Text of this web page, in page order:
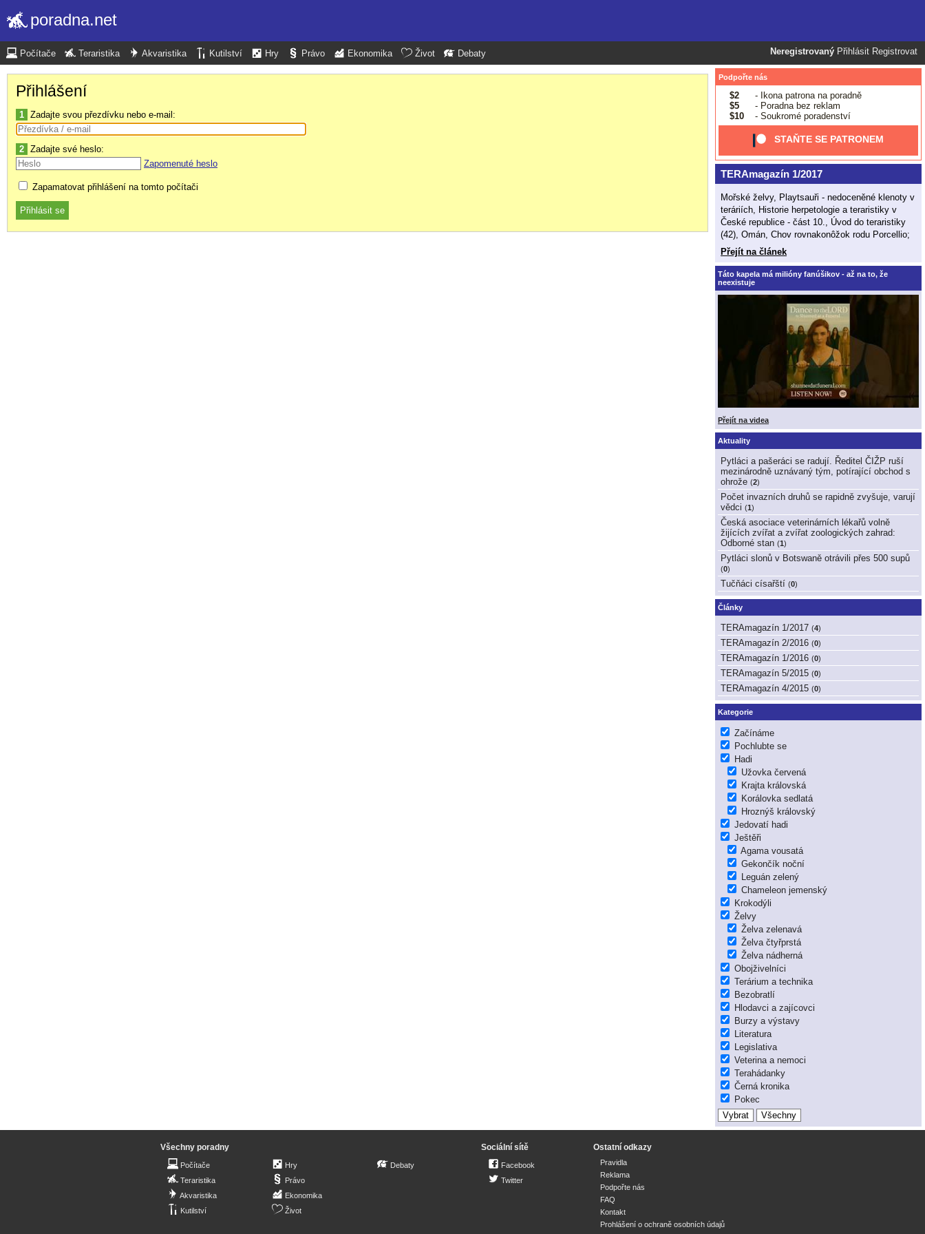
poradna.net
Neregistrovaný Přihlásit Registrovat
Počítače Teraristika Akvaristika Kutilství Hry Právo Ekonomika Život Debaty
Přihlášení
1 Zadajte svou přezdívku nebo e-mail:
2 Zadajte své heslo:
Zapomenuté heslo
Zapamatovat přihlášení na tomto počítači
Podpořte nás
$2
- Ikona patrona na poradně
$5
- Poradna bez reklam
$10
- Soukromé poradenství
STAŇTE SE PATRONEM
TERAmagazín 1/2017
Mořské želvy, Playtsauři - nedoceněné klenoty v
teráriích, Historie herpetologie a teraristiky v
České republice - část 10., Úvod do teraristiky
(42), Omán, Chov rovnakonôžok rodu Porcellio;
Přejít na článek
Táto kapela má milióny fanúšikov - až na to, že
neexistuje
Přejít na videa
Aktuality
Pytláci a pašeráci se radují. Ředitel ČIŽP ruší
mezinárodně uznávaný tým, potírající obchod s
ohrože (2)
Počet invazních druhů se rapidně zvyšuje, varují
vědci (1)
Česká asociace veterinárních lékařů volně
žijících zvířat a zvířat zoologických zahrad:
Odborné stan (1)
Pytláci slonů v Botswaně otrávili přes 500 supů
(0)
Tučňáci císařští (0)
Články
TERAmagazín 1/2017 (4)
TERAmagazín 2/2016 (0)
TERAmagazín 1/2016 (0)
TERAmagazín 5/2015 (0)
TERAmagazín 4/2015 (0)
Kategorie
Začínáme
Pochlubte se
Hadi
Užovka červená
Krajta královská
Korálovka sedlatá
Hroznýš královský
Jedovatí hadi
Ještěři
Agama vousatá
Gekončík noční
Leguán zelený
Chameleon jemenský
Krokodýli
Želvy
Želva zelenavá
Želva čtyřprstá
Želva nádherná
Obojživelníci
Terárium a technika
Bezobratlí
Hlodavci a zajícovci
Burzy a výstavy
Literatura
Legislativa
Veterina a nemoci
Terahádanky
Černá kronika
Pokec
Všechny poradny
Počítače
Teraristika
Akvaristika
Kutilství
Hry
Právo
Ekonomika
Život
Debaty
Sociální sítě
Facebook
Twitter
Ostatní odkazy
Pravidla
Reklama
Podpořte nás
FAQ
Kontakt
Prohlášení o ochraně osobních údajů